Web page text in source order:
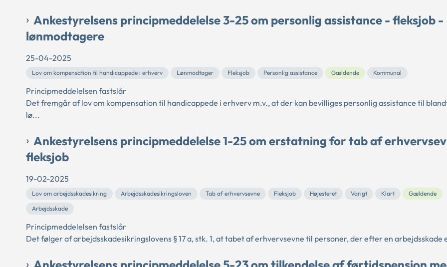
Ankestyrelsens principmeddelelse 3-25 om personlig assistance - fleksjob -
lønmodtagere
25-04-2025
Lov om kompensation til handicappede i erhverv Lønmodtager Fleksjob Personlig assistance Gældende Kommunal
Principmeddelelsen fastslår
Det fremgår af lov om kompensation til handicappede i erhverv m.v., at der kan bevilliges personlig assistance til
lø...
Ankestyrelsens principmeddelelse 1-25 om erstatning for tab af
fleksjob
19-02-2025
Lov om arbejdsskadesikring Arbejdsskadesikringsloven Tab af erhvervsevne Fleksjob Højesteret Varigt Klart
Gældende
Arbejdsskade
Principmeddelelsen fastslår
Det følger af arbejdsskadesikringslovens § 17 a, stk. 1, at tabet af erhvervsevne til personer, der efter en arbejdsskade